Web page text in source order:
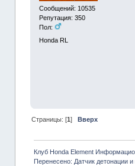
Сообщений: 10535
Репутация: 350
Пол:
Honda RL
Страницы: [1] Вверх
Клуб Honda Element
Перенесено: Датчик детонации